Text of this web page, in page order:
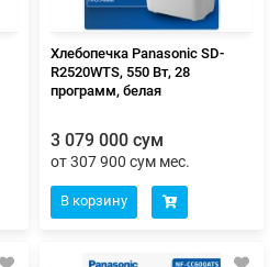
Хлебопечка Panasonic SD-
R2520WTS, 550 Вт, 28
программ, белая
3 079 000 сум
от 307 900 сум мес.
В корзину